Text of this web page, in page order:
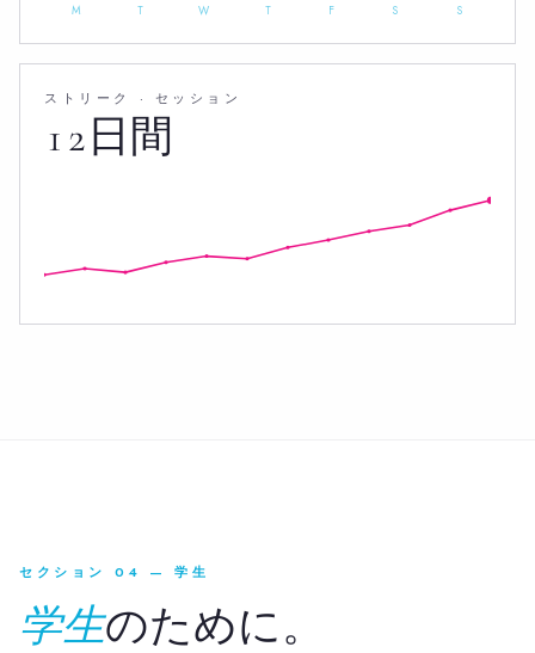
M T W T F S S
ストリーク · セッション
12日間
セクション 04 — 学生
学生のために。